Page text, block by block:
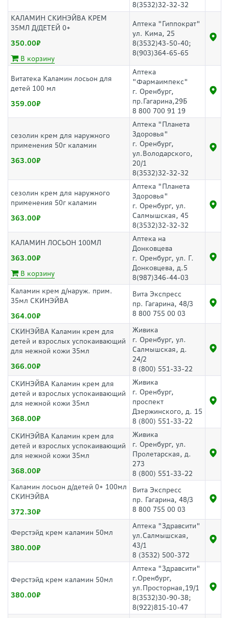
8(3532)32-32-32
КАЛАМИН СКИНЭЙВА КРЕМ
35МЛ Д/ДЕТЕЙ 0+
350.00
В корзину
Аптека "Гиппократ"
ул. Кима, 25
8(3532)43-50-40;
8(903)364-65-65
Витатека Каламин лосьон для
детей 100 мл
359.00
Аптека
"Фармаимпекс"
г. Оренбург,
пр.Гагарина,29Б
8 800 700 91 19
сезолин крем для наружного
применения 50г каламин
363.00
Аптека "Планета
Здоровья"
г. Оренбург,
ул.Володарского,
20/1
8(3532)32-32-32
сезолин крем для наружного
применения 50г каламин
363.00
Аптека "Планета
Здоровья"
г. Оренбург, ул.
Салмышская, 45
8(3532)32-32-32
КАЛАМИН ЛОСЬОН 100МЛ
363.00
В корзину
Аптека на
Донковцева
г. Оренбург, ул. Г.
Донковцева, д.5
8(987)346-44-03
Каламин крем д/наруж. прим.
35мл СКИНЭЙВА
364.00
Вита Экспресс
пр. Гагарина, 48/3
8 800 755 00 03
СКИНЭЙВА Каламин крем для
детей и взрослых успокаивающий
для нежной кожи 35мл
366.00
Живика
г. Оренбург, ул.
Салмышская, д.
24/2
8 (800) 551-33-22
СКИНЭЙВА Каламин крем для
детей и взрослых успокаивающий
для нежной кожи 35мл
368.00
Живика
г. Оренбург,
проспект
Дзержинского, д. 15
8 (800) 551-33-22
СКИНЭЙВА Каламин крем для
детей и взрослых успокаивающий
для нежной кожи 35мл
368.00
Живика
г. Оренбург, ул.
Пролетарская, д.
273
8 (800) 551-33-22
Каламин лосьон д/детей 0+ 100мл
СКИНЭЙВА
372.30
Вита Экспресс
пр. Гагарина, 48/3
8 800 755 00 03
Ферстэйд крем каламин 50мл
380.00
Аптека "Здравсити"
ул.Салмышская,
43/1
8 (3532) 500-372
Ферстэйд крем каламин 50мл
380.00
Аптека "Здравсити"
г.Оренбург,
ул.Просторная,19/1
8(3532)30-90-38;
8(922)815-10-47